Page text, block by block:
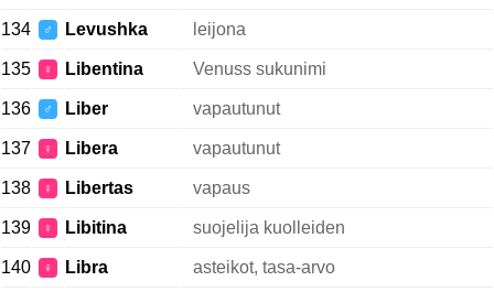
134 ♂ Levushka leijona
135 ♀ Libentina Venuss sukunimi
136 ♂ Liber vapautunut
137 ♀ Libera vapautunut
138 ♀ Libertas vapaus
139 ♀ Libitina suojelija kuolleiden
140 ♀ Libra asteikot, tasa-arvo